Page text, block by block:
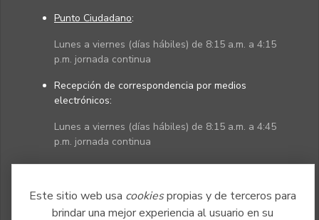
Este sitio web usa cookiespropias y de terceros para
brindar una mejor experiencia al usuario en su
Punto Ciudadano:
Lunes a viernes (días hábiles) de 8:15 a.m. a 4:15
p.m. jornada continua
Recepción de correspondencia por medios
electrónicos:
Lunes a viernes (días hábiles) de 8:15 a.m. a 4:45
p.m. jornada continua